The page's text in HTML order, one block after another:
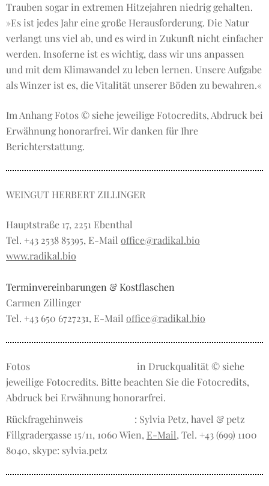
Trauben sogar in extremen Hitzejahren niedrig gehalten.
»Es ist jedes Jahr eine große Herausforderung. Die Natur
verlangt uns viel ab, und es wird in Zukunft nicht einfacher
werden. Insoferne ist es wichtig, dass wir uns anpassen
und mit dem Klimawandel zu leben lernen. Unsere Aufgabe
als Winzer ist es, die Vitalität unserer Böden zu bewahren.«
Im Anhang Fotos © siehe jeweilige Fotocredits, Abdruck bei
Erwähnung honorarfrei. Wir danken für Ihre
Berichterstattung.
WEINGUT HERBERT ZILLINGER
Hauptstraße 17, 2251 Ebenthal
Tel. +43 2538 85395, E-Mail office@radikal.bio
www.radikal.bio
Terminvereinbarungen & Kostflaschen
Carmen Zillinger
Tel. +43 650 6727231, E-Mail office@radikal.bio
Fotos
in Druckqualität © siehe
jeweilige Fotocredits. Bitte beachten Sie die Fotocredits,
Abdruck bei Erwähnung honorarfrei.
Rückfragehinweis
: Sylvia Petz, havel & petz
Fillgradergasse 15/11, 1060 Wien, E-Mail, Tel. +43 (699) 1100
8040, skype: sylvia.petz